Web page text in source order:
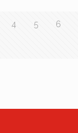
4 5 6